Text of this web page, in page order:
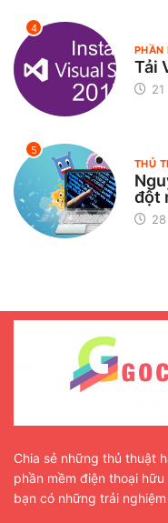
4
PHẦN
Tải
5
THỦ
đột
Chia sẻ những thủ thuật
phần mềm điện thoại
bạn có những trải